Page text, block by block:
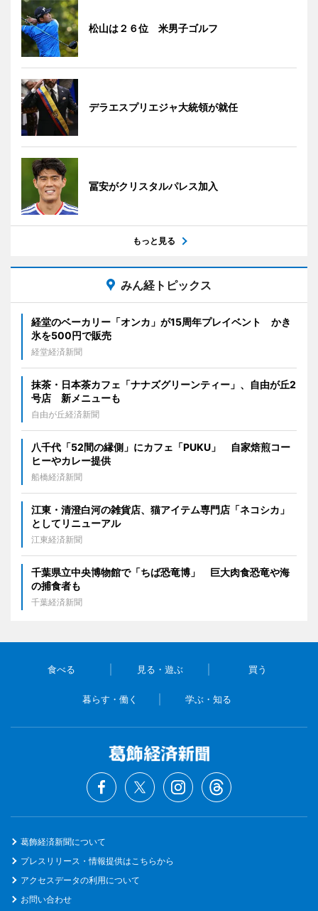
松山は２６位 米男子ゴルフ
デラエスプリエジャ大統領が就任
冨安がクリスタルパレス加入
もっと見る
みん経トピックス
経堂のベーカリー「オンカ」が15周年プレイベント かき
氷を500円で販売
経堂経済新聞
抹茶・日本茶カフェ「ナナズグリーンティー」、自由が丘2
号店 新メニューも
自由が丘経済新聞
八千代「52間の縁側」にカフェ「PUKU」 自家焙煎コー
ヒーやカレー提供
船橋経済新聞
江東・清澄白河の雑貨店、猫アイテム専門店「ネコシカ」
としてリニューアル
江東経済新聞
千葉県立中央博物館で「ちば恐竜博」 巨大肉食恐竜や海
の捕食者も
千葉経済新聞
食べる 見る・遊ぶ 買う
暮らす・働く 学ぶ・知る
葛飾経済新聞について
プレスリリース・情報提供はこちらから
アクセスデータの利用について
お問い合わせ